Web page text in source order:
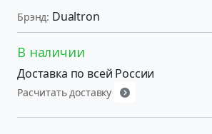
Брэнд: Dualtron
В наличии
Доставка по всей России
Расчитать доставку